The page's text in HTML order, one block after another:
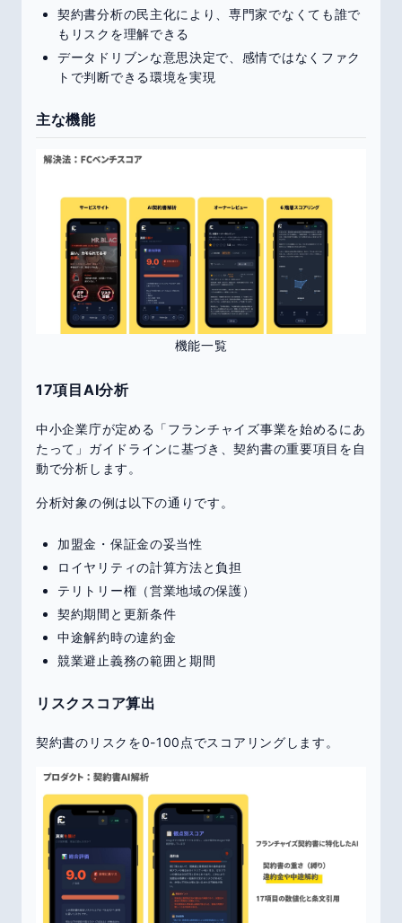
契約書分析の民主化により、専門家でなくても誰で
もリスクを理解できる
データドリブンな意思決定で、感情ではなくファク
トで判断できる環境を実現
主な機能
機能一覧
17項目AI分析
中小企業庁が定める「フランチャイズ事業を始めるにあ
たって」ガイドラインに基づき、契約書の重要項目を自
動で分析します。
分析対象の例は以下の通りです。
加盟金・保証金の妥当性
ロイヤリティの計算方法と負担
テリトリー権（営業地域の保護）
契約期間と更新条件
中途解約時の違約金
競業避止義務の範囲と期間
リスクスコア算出
契約書のリスクを0-100点でスコアリングします。